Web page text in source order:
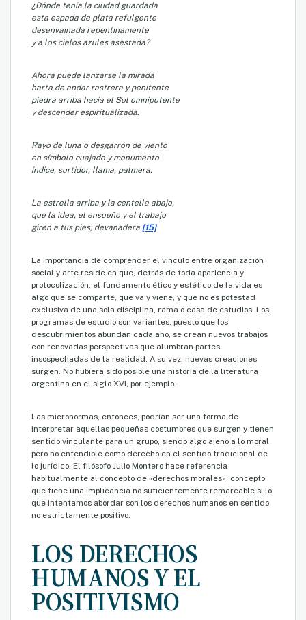
¿Dónde tenía la ciudad guardada
esta espada de plata refulgente
desenvainada repentinamente
y a los cielos azules asestada?
Ahora puede lanzarse la mirada
harta de andar rastrera y penitente
piedra arriba hacia el Sol omnipotente
y descender espiritualizada.
Rayo de luna o desgarrón de viento
en símbolo cuajado y monumento
índice, surtidor, llama, palmera.
La estrella arriba y la centella abajo,
que la idea, el ensueño y el trabajo
giren a tus pies, devanadera.[15]
La importancia de comprender el vínculo entre organización
social y arte reside en que, detrás de toda apariencia y
protocolización, el fundamento ético y estético de la vida es
algo que se comparte, que va y viene, y que no es potestad
exclusiva de una sola disciplina, rama o casa de estudios. Los
programas de estudio son variantes, puesto que los
descubrimientos abundan cada año, se crean nuevos trabajos
con renovadas perspectivas que alumbran partes
insospechadas de la realidad. A su vez, nuevas creaciones
surgen. No hubiera sido posible una historia de la literatura
argentina en el siglo XVI, por ejemplo.
Las micronormas, entonces, podrían ser una forma de
interpretar aquellas pequeñas costumbres que surgen y tienen
sentido vinculante para un grupo, siendo algo ajeno a lo moral
pero no entendible como derecho en el sentido tradicional de
lo jurídico. El filósofo Julio Montero hace referencia
habitualmente al concepto de «derechos morales», concepto
que tiene una implicancia no suficientemente remarcable si lo
que intentamos abordar son los derechos humanos en sentido
no estrictamente positivo.
LOS DERECHOS
HUMANOS Y EL
POSITIVISMO